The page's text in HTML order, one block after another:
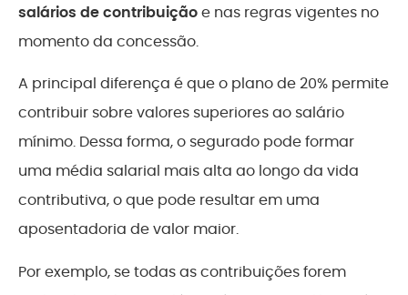
salários de contribuiçãoe nas regras vigentes no
momento da concessão.
A principal diferença é que o plano de 20% permite
contribuir sobre valores superiores ao salário
mínimo. Dessa forma, o segurado pode formar
uma média salarial mais alta ao longo da vida
contributiva, o que pode resultar em uma
aposentadoria de valor maior.
Por exemplo, se todas as contribuições forem